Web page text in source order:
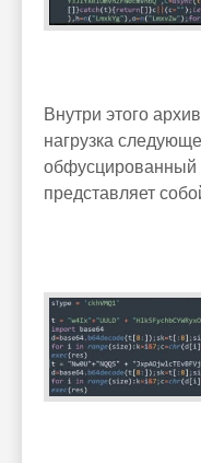
Внутри этого
нагрузка
обфусцированный
представляет